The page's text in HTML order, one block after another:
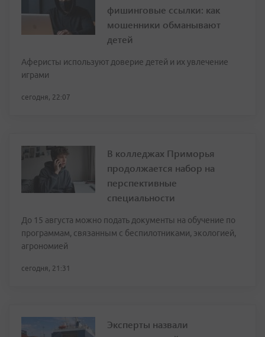
фишинговые ссылки: как
мошенники обманывают
детей
Аферисты используют доверие детей и их увлечение
играми
сегодня, 22:07
В колледжах Приморья
продолжается набор на
перспективные
специальности
До 15 августа можно подать документы на обучение по
программам, связанным с беспилотниками, экологией,
агрономией
сегодня, 21:31
Эксперты назвали